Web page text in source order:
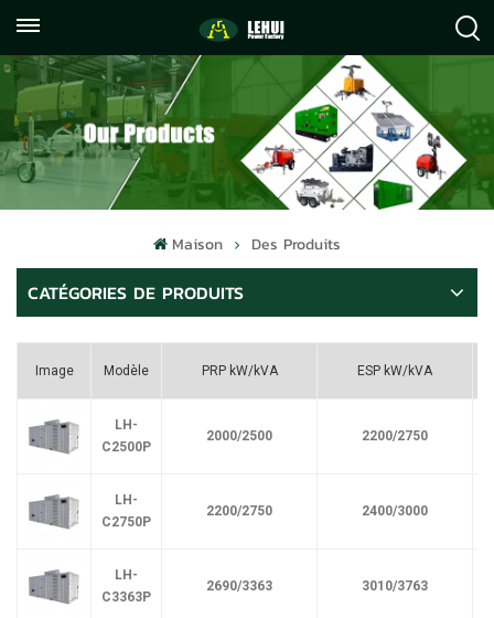
059122071372
info@lehuipowerfactory.com
Maison Des Produits
CATÉGORIES DE PRODUITS
Image Modèle PRP kW/kVA ESP kW/kVA
LH-
C2500P
2000/2500 2200/2750
LH-
C2750P
2200/2750 2400/3000
LH-
C3363P
2690/3363 3010/3763